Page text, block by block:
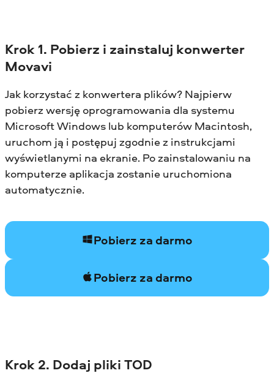
Krok 1. Pobierz i zainstaluj konwerter
Movavi
Jak korzystać z konwertera plików? Najpierw
pobierz wersję oprogramowania dla systemu
Microsoft Windows lub komputerów Macintosh,
uruchom ją i postępuj zgodnie z instrukcjami
wyświetlanymi na ekranie. Po zainstalowaniu na
komputerze aplikacja zostanie uruchomiona
automatycznie.
Pobierz za darmo
Pobierz za darmo
Krok 2. Dodaj pliki TOD